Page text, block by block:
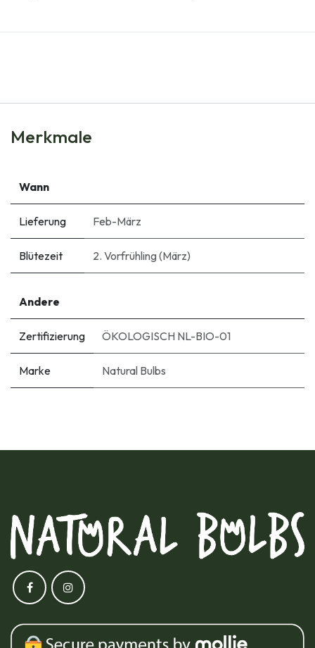
Merkmale
Wann
Lieferung Feb-März
Blütezeit 2. Vorfrühling (März)
Andere
Zertifizierung ÖKOLOGISCH NL-BIO-01
Marke Natural Bulbs